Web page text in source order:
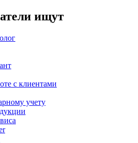
ищут
с клиентами
учету